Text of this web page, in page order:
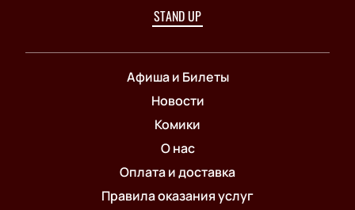
STAND UP
Афиша и Билеты
Новости
Комики
О нас
Оплата и доставка
Правила оказания услуг